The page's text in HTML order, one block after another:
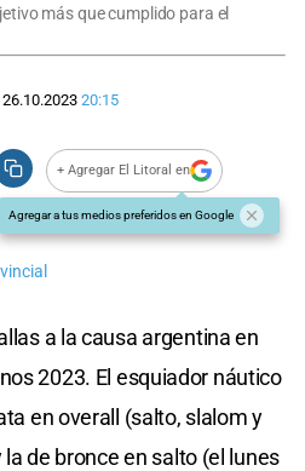
más que cumplido para el
20:15
+ Agregar El Litoral en
Agregar a tus medios preferidos en Google
a la causa argentina en
2023. El esquiador náutico
en overall (salto, slalom y
de bronce en salto (el lunes